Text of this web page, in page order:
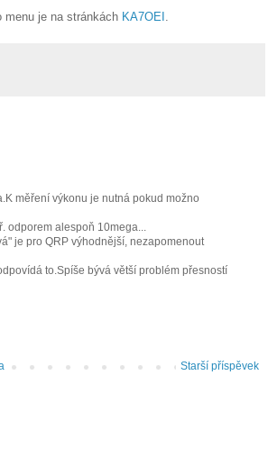
je na stránkách KA7OEI .
měření výkonu je nutná pokud možno
odporem alespoň 10mega...
je pro QRP výhodnější, nezapomenout
to.Spíše bývá větší problém přesností
Starší příspěvek